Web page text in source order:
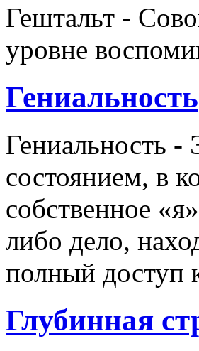
Гештальт -
уровне
Гениальность
Гениальность -
состоянием, в
собственное
либо дело,
полный доступ
Глубинная